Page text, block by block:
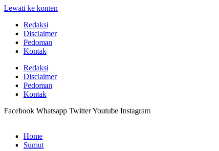
Lewati ke konten
Redaksi
Disclaimer
Pedoman
Kontak
Redaksi
Disclaimer
Pedoman
Kontak
Facebook Whatsapp TwitterYoutube Instagram
Home
Sumut